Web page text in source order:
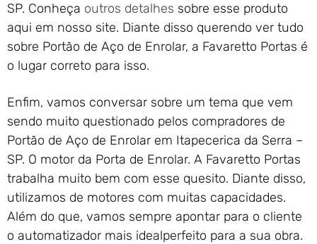
SP. Conheça outros detalhes sobre esse produto
aqui em nosso site. Diante disso querendo ver tudo
sobre Portão de Aço de Enrolar, a Favaretto Portas é
o lugar correto para isso.
Enfim, vamos conversar sobre um tema que vem
sendo muito questionado pelos compradores de
Portão de Aço de Enrolar em Itapecerica da Serra –
SP. O motor da Porta de Enrolar. A Favaretto Portas
trabalha muito bem com esse quesito. Diante disso,
utilizamos de motores com muitas capacidades.
Além do que, vamos sempre apontar para o cliente
o automatizador mais idealperfeito para a sua obra.